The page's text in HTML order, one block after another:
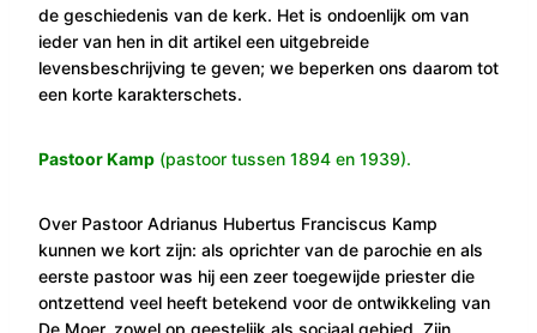
de geschiedenis van de kerk. Het is ondoenlijk om van
ieder van hen in dit artikel een uitgebreide
levensbeschrijving te geven; we beperken ons daarom tot
een korte karakterschets.
Pastoor Kamp (pastoor tussen 1894 en 1939).
Over Pastoor Adrianus Hubertus Franciscus Kamp
kunnen we kort zijn: als oprichter van de parochie en als
eerste pastoor was hij een zeer toegewijde priester die
ontzettend veel heeft betekend voor de ontwikkeling van
De Moer, zowel op geestelijk als sociaal gebied. Zijn